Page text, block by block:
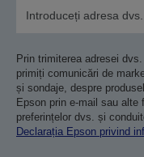
Prin trimiterea adresei
primiți comunicări de
și sondaje, despre
Epson prin e-mail sau alte
preferințelor dvs. și
Declarația Epson privind